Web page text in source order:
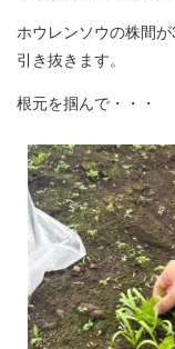
ホウレンソウの株間
引き抜きます。
根元を掴んで・・・